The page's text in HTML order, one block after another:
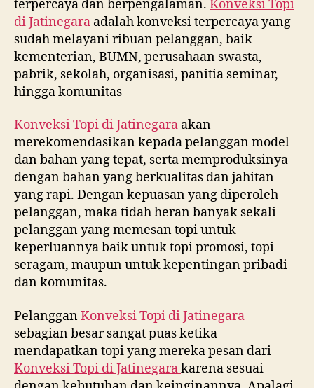
terpercaya dan berpengalaman. Konveksi Topi
diJatinegara adalah konveksi terpercaya yang
sudah melayani ribuan pelanggan, baik
kementerian, BUMN, perusahaan swasta,
pabrik, sekolah, organisasi, panitia seminar,
hingga komunitas
Konveksi Topi diJatinegara akan
merekomendasikan kepada pelanggan model
dan bahan yang tepat, serta memproduksinya
dengan bahan yang berkualitas dan jahitan
yang rapi. Dengan kepuasan yang diperoleh
pelanggan, maka tidah heran banyak sekali
pelanggan yang memesan topi untuk
keperluannya baik untuk topi promosi, topi
seragam, maupun untuk kepentingan pribadi
dan komunitas.
PelangganKonveksi Topi diJatinegara
sebagian besar sangat puas ketika
mendapatkan topi yang mereka pesan dari
Konveksi Topi diJatinegarakarena sesuai